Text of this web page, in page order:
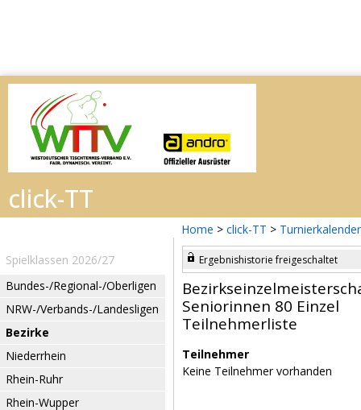
Home > click-TT > Turnierkalender
Spielklassen 2026/27
Bundes-/Regional-/Oberligen
NRW-/Verbands-/Landesligen
Bezirke
Niederrhein
Rhein-Ruhr
Rhein-Wupper
Ergebnishistorie freigeschaltet
Seniorinnen 80 Einzel
Teilnehmerliste
Teilnehmer
Keine Teilnehmer vorhanden